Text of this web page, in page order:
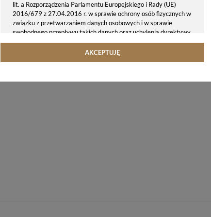
lit. a Rozporządzenia Parlamentu Europejskiego i Rady (UE)
2016/679 z 27.04.2016 r. w sprawie ochrony osób fizycznych w
związku z przetwarzaniem danych osobowych i w sprawie
swobodnego przepływu takich danych oraz uchylenia dyrektywy
95/46/WE (ogólne rozporządzenie o ochronie danych, tj. RODO).
Twoje dane osobowe możemy udostępniać hostingodawcy. Takie
zgodnie z naszymi poleceniami. Przekazujemy Twoje dane poza
AKCEPTUJĘ